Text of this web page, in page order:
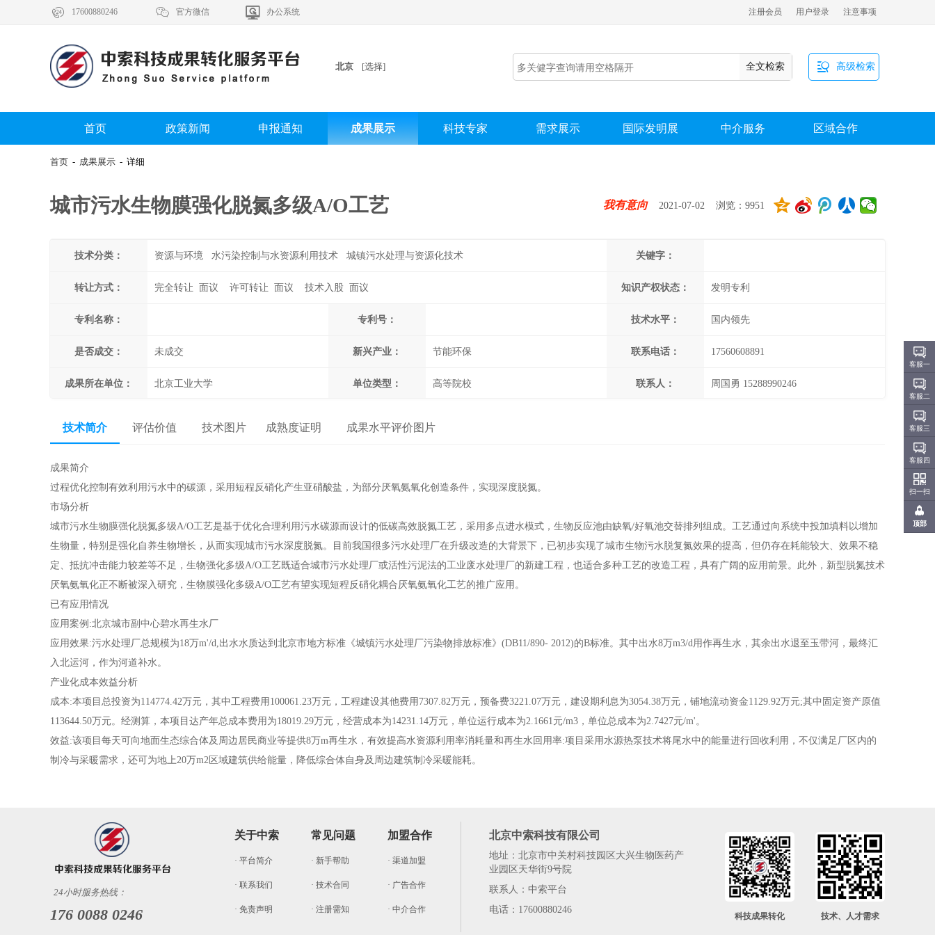
 17600880246  官方微信  办公系统 注意事项
用户登录
注册会员
北京 [选择] 全文检索  高级检索
首页 政策新闻 申报通知 成果展示 科技专家 需求展示 国际发明展 中介服务 区域合作
首页 - 成果展示 - 详细
城市污水生物膜强化脱氮多级A/O工艺 我有意向2021-07-02 浏览：9951
技术分类： 资源与环境 水污染控制与水资源利用技术 城镇污水处理与资源化技术 关键字：
转让方式： 完全转让 面议 许可转让 面议 技术入股 面议 知识产权状态： 发明专利
专利名称： 专利号： 技术水平： 国内领先
是否成交： 未成交 新兴产业： 节能环保 联系电话： 17560608891
成果所在单位： 北京工业大学 单位类型： 高等院校 联系人： 周国勇 15288990246
技术简介 评估价值 技术图片 成熟度证明 成果水平评价图片
成果简介
过程优化控制有效利用污水中的碳源，采用短程反硝化产生亚硝酸盐，为部分厌氧氨氧化创造条件，实现深度脱氮。
市场分析
城市污水生物膜强化脱氮多级A/O工艺是基于优化合理利用污水碳源而设计的低碳高效脱氮工艺，采用多点进水模式，生物反应池由缺氧/好氧池交替排列组成。工艺通过向系统中投加填料以增加
生物量，特别是强化自养生物增长，从而实现城市污水深度脱氮。目前我国很多污水处理厂在升级改造的大背景下，已初步实现了城市生物污水脱复氮效果的提高，但仍存在耗能较大、效果不稳
定、抵抗冲击能力较差等不足，生物强化多级A/O工艺既适合城市污水处理厂或活性污泥法的工业废水处理厂的新建工程，也适合多种工艺的改造工程，具有广阔的应用前景。此外，新型脱氮技术
厌氧氨氧化正不断被深入研究，生物膜强化多级A/O工艺有望实现短程反硝化耦合厌氧氨氧化工艺的推广应用。
已有应用情况
应用案例:北京城市副中心碧水再生水厂
应用效果:污水处理厂总规模为18万m'/d,出水水质达到北京市地方标准《城镇污水处理厂污染物排放标准》(DB11/890- 2012)的B标准。其中出水8万m3/d用作再生水，其余出水退至玉带河，最终汇
入北运河，作为河道补水。
产业化成本效益分析
成本:本项目总投资为114774.42万元，其中工程费用100061.23万元，工程建设其他费用7307.82万元，预备费3221.07万元，建设期利息为3054.38万元，铺地流动资金1129.92万元;其中固定资产原值
113644.50万元。经测算，本项目达产年总成本费用为18019.29万元，经营成本为14231.14万元，单位运行成本为2.1661元/m3，单位总成本为2.7427元/m'。
效益:该项目每天可向地面生态综合体及周边居民商业等提供8万m再生水，有效提高水资源利用率消耗量和再生水回用率:项目采用水源热泵技术将尾水中的能量进行回收利用，不仅满足厂区内的
制冷与采暖需求，还可为地上20万m2区域建筑供给能量，降低综合体自身及周边建筑制冷采暖能耗。
24小时服务热线：
176 0088 0246
关于中索
· 平台简介
· 联系我们
· 免责声明
常见问题
· 新手帮助
· 技术合同
· 注册需知
加盟合作
· 渠道加盟
· 广告合作
· 中介合作
北京中索科技有限公司
地址：北京市中关村科技园区大兴生物医药产
业园区天华街9号院
联系人：中索平台
电话：17600880246
科技成果转化 技术、人才需求
客服一
客服二
客服三
客服四
扫一扫
顶部